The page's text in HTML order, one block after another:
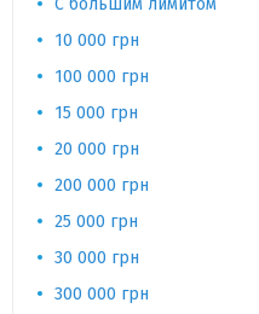
10 000 грн
100 000 грн
15 000 грн
20 000 грн
200 000 грн
25 000 грн
30 000 грн
300 000 грн